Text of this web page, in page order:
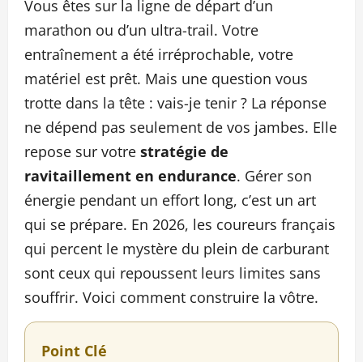
Vous êtes sur la ligne de départ d’un
marathon ou d’un ultra-trail. Votre
entraînement a été irréprochable, votre
matériel est prêt. Mais une question vous
trotte dans la tête : vais-je tenir ? La réponse
ne dépend pas seulement de vos jambes. Elle
repose sur votre stratégie de
ravitaillement en endurance. Gérer son
énergie pendant un effort long, c’est un art
qui se prépare. En 2026, les coureurs français
qui percent le mystère du plein de carburant
sont ceux qui repoussent leurs limites sans
souffrir. Voici comment construire la vôtre.
Point Clé